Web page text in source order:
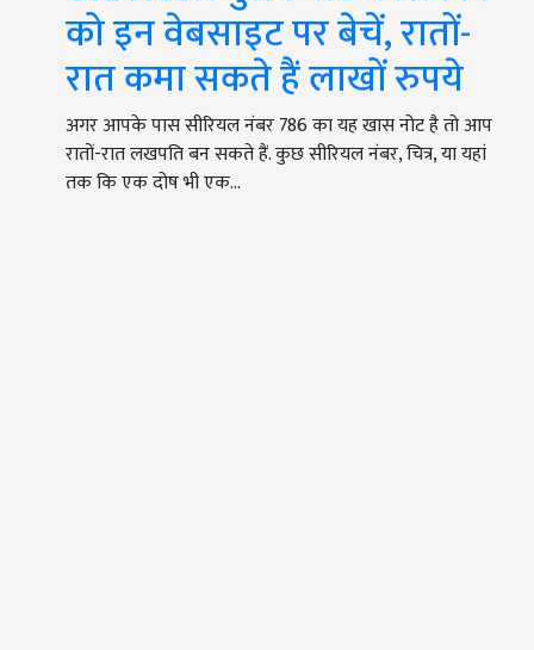
को इन वेबसाइट पर बेचें, रातों-
रात कमा सकते हैं लाखों रुपये
अगर आपके पास सीरियल नंबर 786 का यह खास नोट है तो आप
रातों-रात लखपति बन सकते हैं. कुछ सीरियल नंबर, चित्र, या यहां
तक कि एक दोष भी एक…